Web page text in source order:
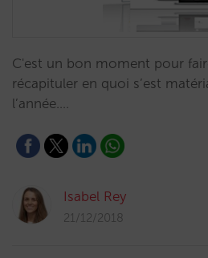
C'est un bon moment pour
récapituler en quoi s’est
l’année.…
Isabel Rey
21/12/2018